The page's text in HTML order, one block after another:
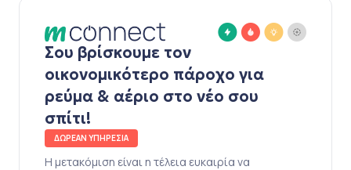
Σου βρίσκουμε τον
οικονομικότερο πάροχο για
ρεύμα & αέριο στο νέο σου
σπίτι!
ΔΩΡΕΑΝ ΥΠΗΡΕΣΙΑ
Η μετακόμιση είναι η τέλεια ευκαιρία να